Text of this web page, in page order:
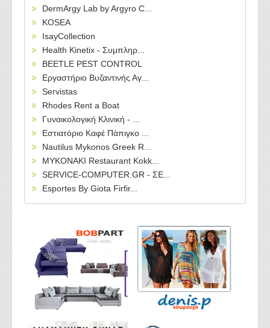
DermArgy Lab by Argyro C...
KOSEA
IsayCollection
Health Kinetix - Συμπληρ...
BEETLE PEST CONTROL
Εργαστήριο Βυζαντινής Αγ...
Servistas
Rhodes Rent a Boat
Γυναικολογική Κλινική - ...
Εστιατόριο Καφέ Πάπιγκο ...
Nautilus Mykonos Greek R...
MYKONAKI Restaurant Kokk...
SERVICE-COMPUTER.GR - ΣΕ...
Esportes By Giota Firfir...